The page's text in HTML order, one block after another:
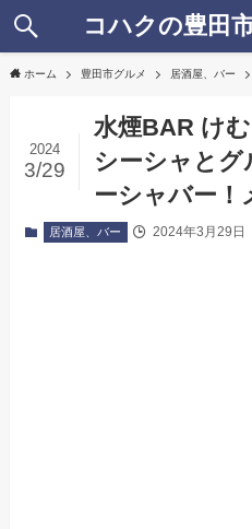
コハクの豊田
ホーム 豊田市グルメ 居酒屋、バー
水煙BAR け
シーシャと
ーシャバー！
2024
3/29
居酒屋、バー 2024年3月29日